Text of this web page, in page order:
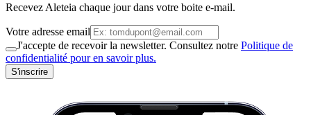
Recevez Aleteia chaque jour dans votre boite e-mail.
Votre adresse email
J'accepte de recevoir la newsletter. Consultez notre Politique de
confidentialité pour en savoir plus.
S'inscrire